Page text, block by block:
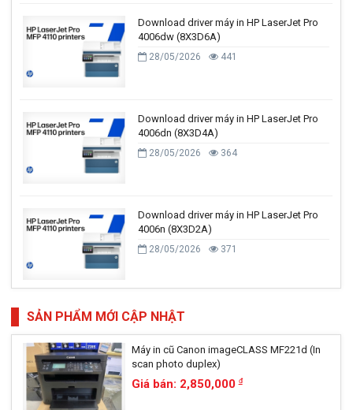
Download driver máy in HP LaserJet Pro
4006dw (8X3D6A)
28/05/2026 441
Download driver máy in HP LaserJet Pro
4006dn (8X3D4A)
28/05/2026 364
Download driver máy in HP LaserJet Pro
4006n (8X3D2A)
28/05/2026 371
SẢN PHẨM MỚI CẬP NHẬT
Máy in cũ Canon imageCLASS MF221d (In
scan photo duplex)
Giá bán: 2,850,000đ